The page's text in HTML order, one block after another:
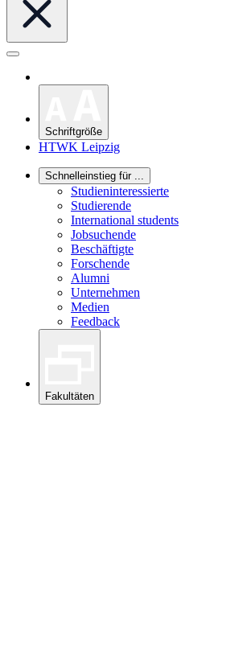
Schriftgröße
HTWK Leipzig
Schnelleinstieg für ...
Studieninteressierte
Studierende
International students
Jobsuchende
Beschäftigte
Forschende
Alumni
Unternehmen
Medien
Feedback
Fakultäten